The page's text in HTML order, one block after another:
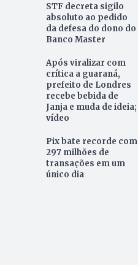
STF decreta sigilo
absoluto ao pedido
da defesa do dono do
Banco Master
Após viralizar com
crítica a guaraná,
prefeito de Londres
recebe bebida de
Janja e muda de ideia;
vídeo
Pix bate recorde com
297 milhões de
transações em um
único dia